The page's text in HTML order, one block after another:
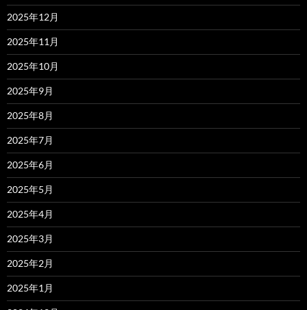
2025年12月
2025年11月
2025年10月
2025年9月
2025年8月
2025年7月
2025年6月
2025年5月
2025年4月
2025年3月
2025年2月
2025年1月